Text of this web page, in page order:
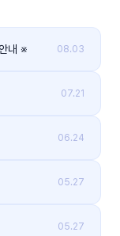
내 ※ 08.03
07.21
06.24
05.27
05.27